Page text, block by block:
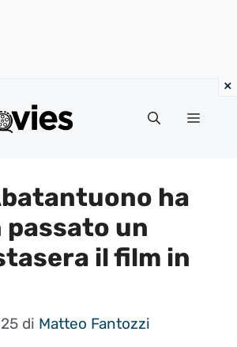
Menu
ha
un
il film in
di Matteo Fantozzi